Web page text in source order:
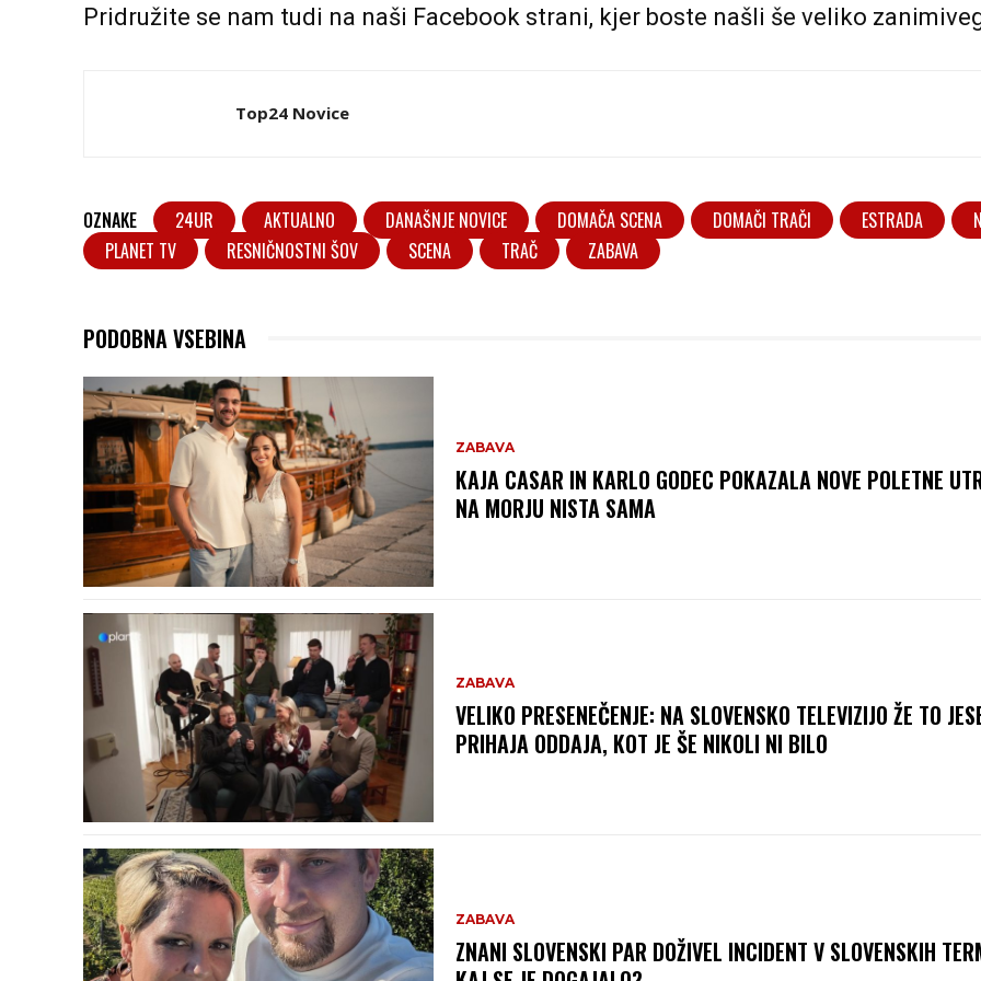
Pridružite se nam tudi na naši Facebook strani, kjer boste našli še veliko
Top24 Novice
OZNAKE 24UR AKTUALNO DANAŠNJE NOVICE DOMAČA SCENA DOMAČI TRAČI ESTRADA
PLANET TV
RESNIČNOSTNI ŠOV SCENA TRAČ ZABAVA
PODOBNA VSEBINA
ZABAVA
KAJA CASAR IN KARLO GODEC POKAZALA NOVE POLETNE
NA MORJU NISTA SAMA
ZABAVA
VELIKO PRESENEČENJE: NA SLOVENSKO TELEVIZIJO ŽE TO
PRIHAJA ODDAJA, KOT JE ŠE NIKOLI NI BILO
ZABAVA
ZNANI SLOVENSKI PAR DOŽIVEL INCIDENT V SLOVENSKIH